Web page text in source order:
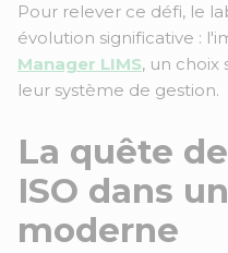
Pour relever ce défi, le
évolution significative :
Manager LIMS, un
leur système de gestion.
La quête
ISO dans
moderne